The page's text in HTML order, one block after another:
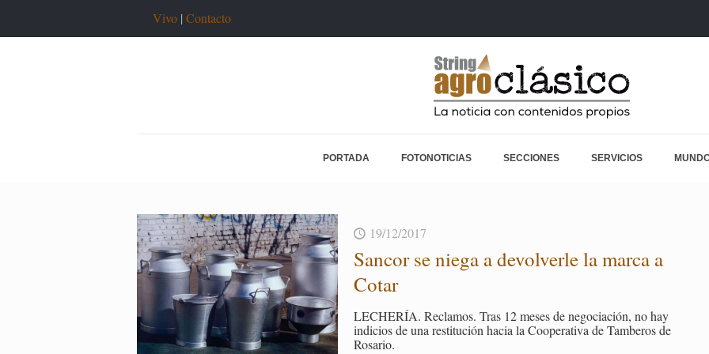
Vivo | Contacto
PORTADA FOTONOTICIAS SECCIONES SERVICIOS
19/12/2017
San­cor se niega a de­vol­ver­le la marca a
Cotar
LE­CHE­RÍA. Re­cla­mos. Tras 12 meses de ne­go­cia­ción, no hay
in­di­cios de una res­ti­tu­ción hacia la Coope­ra­ti­va de Tam­be­ros de
Ro­sa­rio.